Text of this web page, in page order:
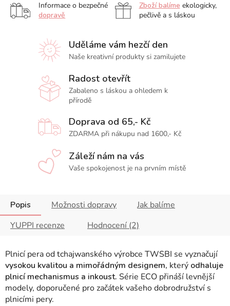
Informace o bezpečné
dopravě
Zboží balíme ekologicky,
pečlivě a s láskou
Uděláme vám hezčí den
Naše kreativní produkty si zamilujete
Radost otevřít
Zabaleno s láskou a ohledem k
přírodě
Doprava od 65,- Kč
ZDARMA při nákupu nad 1600,- Kč
Záleží nám na vás
Vaše spokojenost je na prvním místě
Popis Možnosti dopravy
Jak balíme
YUPPI recenze
Hodnocení (2)
Plnicí pera od tchajwanského výrobce TWSBI se vyznačují
vysokou kvalitou a mimořádným designem, který odhaluje
plnicí mechanismus a inkoust. Série ECO přináší levnější
modely, doporučené pro začátek vašeho dobrodružství s
plnicími pery.